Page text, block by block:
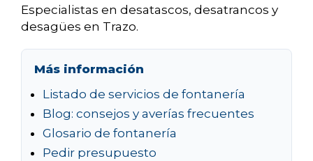
Especialistas en desatascos, desatrancos y
desagües en Trazo.
Más información
Listado de servicios de fontanería
Blog: consejos y averías frecuentes
Glosario de fontanería
Pedir presupuesto